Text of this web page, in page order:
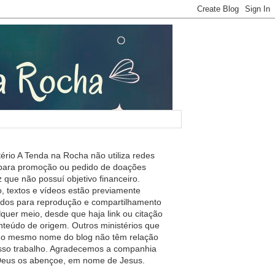
A Tenda na Rocha não utiliza redes
promoção ou pedido de doações
que não possuí objetivo financeiro.
textos e vídeos estão previamente
para reprodução e compartilhamento
meio, desde que haja link ou citação
de origem. Outros ministérios que
mesmo nome do blog não têm relação
trabalho. Agradecemos a companhia
os abençoe, em nome de Jesus.